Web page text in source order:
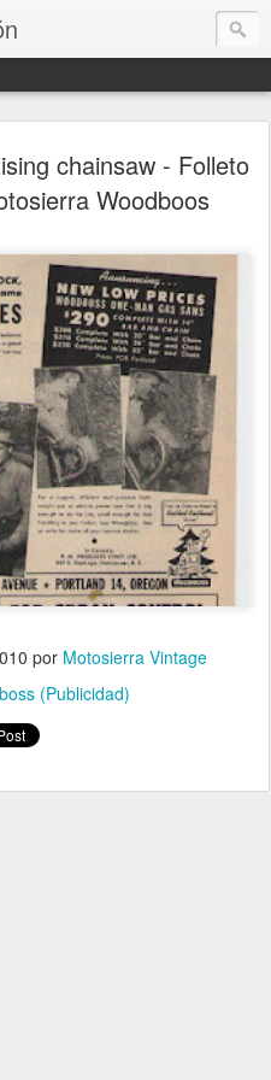
chainsaw - Folleto
Woodboos
por Motosierra Vintage
(Publicidad)